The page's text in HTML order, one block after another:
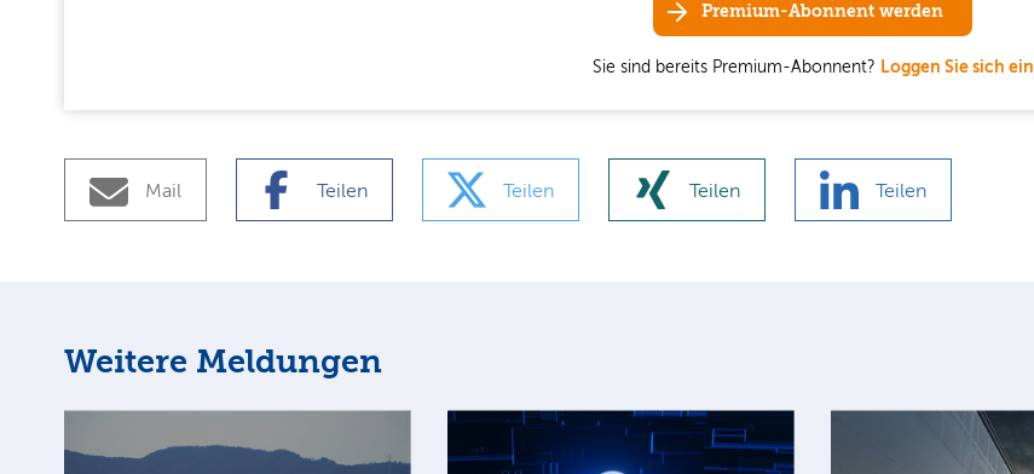
Premium-Abonnent werden
Sie sind bereits Premium-Abonnent? Loggen Sie sich ein
Mail Teilen Teilen Teilen Teilen
Weitere Meldungen